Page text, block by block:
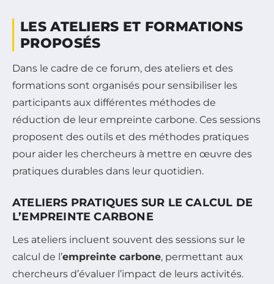
LES ATELIERS ET FORMATIONS
PROPOSÉS
Dans le cadre de ce forum, des ateliers et des
formations sont organisés pour sensibiliser les
participants aux différentes méthodes de
réduction de leur empreinte carbone. Ces sessions
proposent des outils et des méthodes pratiques
pour aider les chercheurs à mettre en œuvre des
pratiques durables dans leur quotidien.
ATELIERS PRATIQUES SUR LE CALCUL DE
L’EMPREINTE CARBONE
Les ateliers incluent souvent des sessions sur le
calcul de l’empreinte carbone, permettant aux
chercheurs d’évaluer l’impact de leurs activités.